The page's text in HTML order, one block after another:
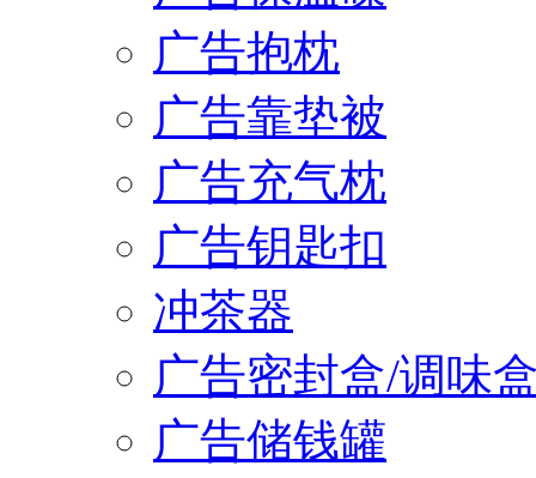
广告抱枕
广告靠垫被
广告充气枕
广告钥匙扣
冲茶器
广告密封盒/调味
广告储钱罐